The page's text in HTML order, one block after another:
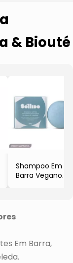
& Biouté
Shampoo Em
Barra Vegano
Em Barra